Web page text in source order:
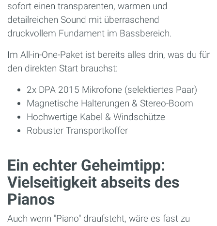
sofort einen transparenten, warmen und
detailreichen Sound mit überraschend
druckvollem Fundament im Bassbereich.
Im All-in-One-Paket ist bereits alles drin, was du für
den direkten Start brauchst:
2x DPA 2015 Mikrofone (selektiertes Paar)
Magnetische Halterungen & Stereo-Boom
Hochwertige Kabel & Windschütze
Robuster Transportkoffer
Ein echter Geheimtipp:
Vielseitigkeit abseits des
Pianos
Auch wenn "Piano" draufsteht, wäre es fast zu